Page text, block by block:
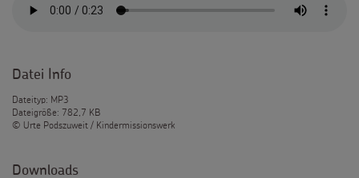
Datei Info
Dateityp: MP3
Dateigröße: 782,7 KB
© Urte Podszuweit / Kindermissionswerk
Downloads